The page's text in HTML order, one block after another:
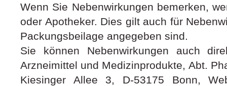
Wenn Sie Nebenwirkungen bemerken,
oder Apotheker. Dies gilt auch für
Packungsbeilage angegeben sind.
Sie können Nebenwirkungen auch
Arzneimittel und Medizinprodukte, Abt.
Kiesinger Allee 3, D-53175 Bonn,